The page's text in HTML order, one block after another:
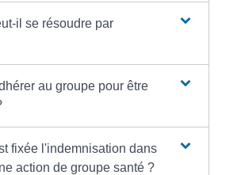
il se résoudre par
au groupe pour être
fixée l'indemnisation dans
action de groupe santé ?